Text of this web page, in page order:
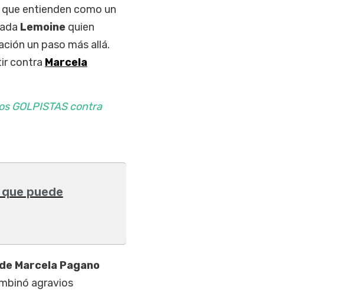
entienden como un
Lemoine quien
un paso más allá.
contra Marcela
GOLPISTAS contra
puede
Marcela Pagano
agravios